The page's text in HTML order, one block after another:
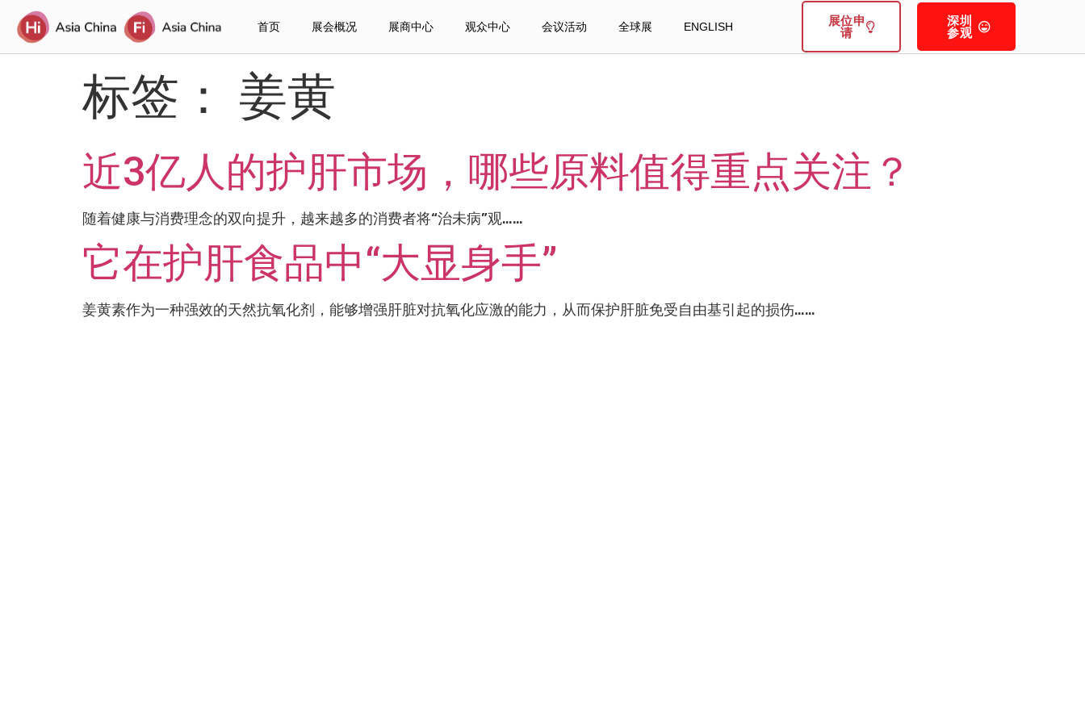
首页 展会概况 展商中心 观众中心 会议活动 全球展 ENGLISH 展位申
请
深圳
参观
标签： 姜黄
近3亿人的护肝市场，哪些原料值得重点关注？
随着健康与消费理念的双向提升，越来越多的消费者将“治未病”观……
它在护肝食品中“大显身手”
姜黄素作为一种强效的天然抗氧化剂，能够增强肝脏对抗氧化应激的能力，从而保护肝脏免受自由基引起的损伤……